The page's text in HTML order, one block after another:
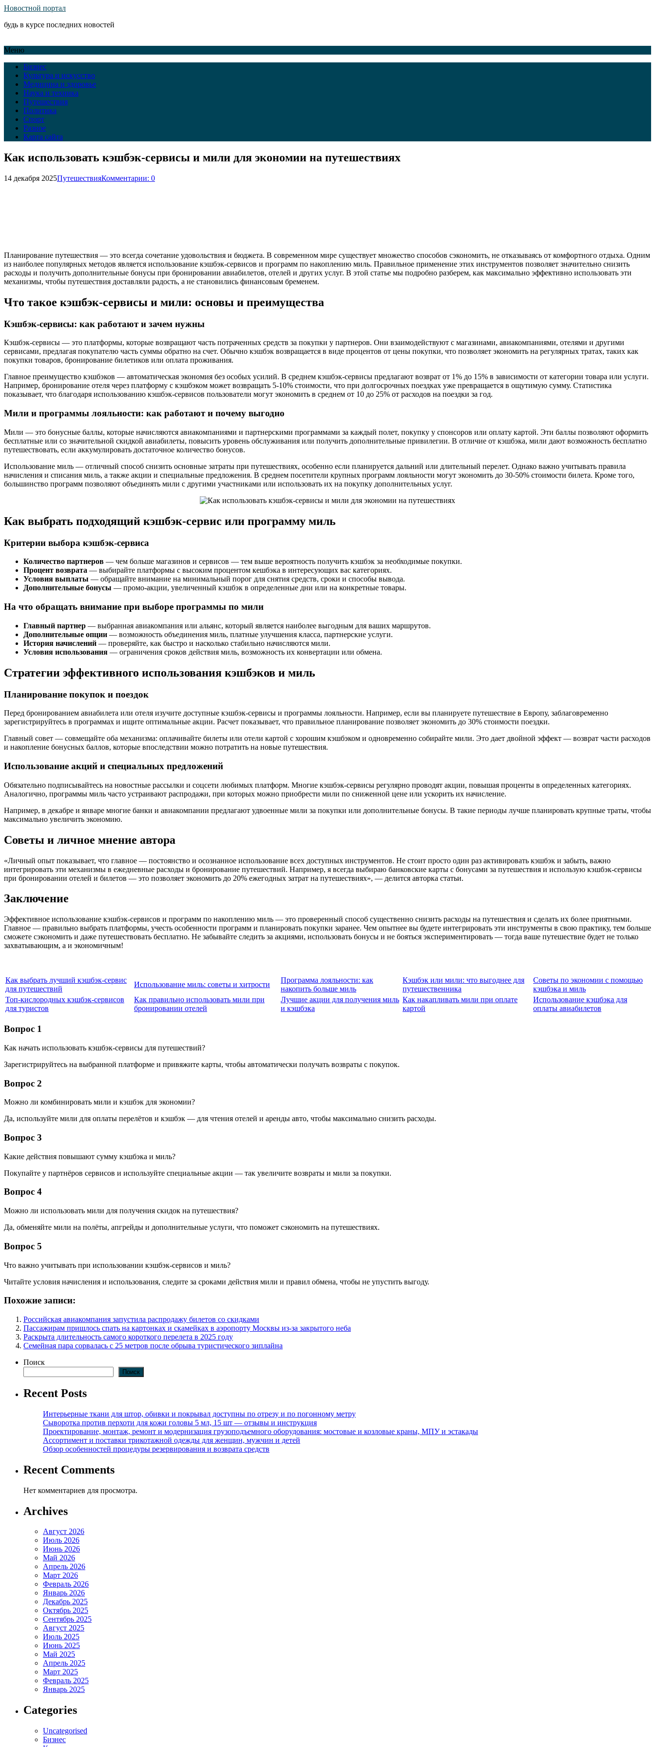
Новостной портал
будь в курсе последних новостей
Меню
Бизнес
Культура и искусство
Медицина и здоровье
Наука и техника
Путешествия
Политика
Спорт
Разное
Карта сайта
Как использовать кэшбэк-сервисы и мили для экономии на путешествиях
14 декабря 2025ПутешествияКомментарии: 0
Планирование путешествия — это всегда сочетание удовольствия и бюджета. В современном мире существует множество способов сэкономить, не отказываясь от комфортного отдыха. Одним
из наиболее популярных методов является использование кэшбэк-сервисов и программ по накоплению миль. Правильное применение этих инструментов позволяет значительно снизить
расходы и получить дополнительные бонусы при бронировании авиабилетов, отелей и других услуг. В этой статье мы подробно разберем, как максимально эффективно использовать эти
механизмы, чтобы путешествия доставляли радость, а не становились финансовым бременем.
Что такое кэшбэк-сервисы и мили: основы и преимущества
Кэшбэк-сервисы: как работают и зачем нужны
Кэшбэк-сервисы — это платформы, которые возвращают часть потраченных средств за покупки у партнеров. Они взаимодействуют с магазинами, авиакомпаниями, отелями и другими
сервисами, предлагая покупателю часть суммы обратно на счет. Обычно кэшбэк возвращается в виде процентов от цены покупки, что позволяет экономить на регулярных тратах, таких как
покупки товаров, бронирование билетиков или оплата проживания.
Главное преимущество кэшбэков — автоматическая экономия без особых усилий. В среднем кэшбэк-сервисы предлагают возврат от 1% до 15% в зависимости от категории товара или услуги.
Например, бронирование отеля через платформу с кэшбэком может возвращать 5-10% стоимости, что при долгосрочных поездках уже превращается в ощутимую сумму. Статистика
показывает, что благодаря использованию кэшбэк-сервисов пользователи могут экономить в среднем от 10 до 25% от расходов на поездки за год.
Мили и программы лояльности: как работают и почему выгодно
Мили — это бонусные баллы, которые начисляются авиакомпаниями и партнерскими программами за каждый полет, покупку у спонсоров или оплату картой. Эти баллы позволяют оформить
бесплатные или со значительной скидкой авиабилеты, повысить уровень обслуживания или получить дополнительные привилегии. В отличие от кэшбэка, мили дают возможность бесплатно
путешествовать, если аккумулировать достаточное количество бонусов.
Использование миль — отличный способ снизить основные затраты при путешествиях, особенно если планируется дальний или длительный перелет. Однако важно учитывать правила
начисления и списания миль, а также акции и специальные предложения. В среднем посетители крупных программ лояльности могут экономить до 30-50% стоимости билета. Кроме того,
большинство программ позволяют объединять мили с другими участниками или использовать их на покупку дополнительных услуг.
Как выбрать подходящий кэшбэк-сервис или программу миль
Критерии выбора кэшбэк-сервиса
Количество партнеров — чем больше магазинов и сервисов — тем выше вероятность получить кэшбэк за необходимые покупки.
Процент возврата — выбирайте платформы с высоким процентом кешбэка в интересующих вас категориях.
Условия выплаты — обращайте внимание на минимальный порог для снятия средств, сроки и способы вывода.
Дополнительные бонусы — промо-акции, увеличенный кэшбэк в определенные дни или на конкретные товары.
На что обращать внимание при выборе программы по мили
Главный партнер — выбранная авиакомпания или альянс, который является наиболее выгодным для ваших маршрутов.
Дополнительные опции — возможность объединения миль, платные улучшения класса, партнерские услуги.
История начислений — проверяйте, как быстро и насколько стабильно начисляются мили.
Условия использования — ограничения сроков действия миль, возможность их конвертации или обмена.
Стратегии эффективного использования кэшбэков и миль
Планирование покупок и поездок
Перед бронированием авиабилета или отеля изучите доступные кэшбэк-сервисы и программы лояльности. Например, если вы планируете путешествие в Европу, заблаговременно
зарегистрируйтесь в программах и ищите оптимальные акции. Расчет показывает, что правильное планирование позволяет экономить до 30% стоимости поездки.
Главный совет — совмещайте оба механизма: оплачивайте билеты или отели картой с хорошим кэшбэком и одновременно собирайте мили. Это дает двойной эффект — возврат части расходов
и накопление бонусных баллов, которые впоследствии можно потратить на новые путешествия.
Использование акций и специальных предложений
Обязательно подписывайтесь на новостные рассылки и соцсети любимых платформ. Многие кэшбэк-сервисы регулярно проводят акции, повышая проценты в определенных категориях.
Аналогично, программы миль часто устраивают распродажи, при которых можно приобрести мили по сниженной цене или ускорить их начисление.
Например, в декабре и январе многие банки и авиакомпании предлагают удвоенные мили за покупки или дополнительные бонусы. В такие периоды лучше планировать крупные траты, чтобы
максимально увеличить экономию.
Советы и личное мнение автора
«Личный опыт показывает, что главное — постоянство и осознанное использование всех доступных инструментов. Не стоит просто один раз активировать кэшбэк и забыть, важно
интегрировать эти механизмы в ежедневные расходы и бронирование путешествий. Например, я всегда выбираю банковские карты с бонусами за путешествия и использую кэшбэк-сервисы
при бронировании отелей и билетов — это позволяет экономить до 20% ежегодных затрат на путешествиях», — делится авторка статьи.
Заключение
Эффективное использование кэшбэк-сервисов и программ по накоплению миль — это проверенный способ существенно снизить расходы на путешествия и сделать их более приятными.
Главное — правильно выбрать платформы, учесть особенности программ и планировать покупки заранее. Чем опытнее вы будете интегрировать эти инструменты в свою практику, тем больше
сможете сэкономить и даже путешествовать бесплатно. Не забывайте следить за акциями, использовать бонусы и не бояться экспериментировать — тогда ваше путешествие будет не только
захватывающим, а и экономичным!
Как выбрать лучший кэшбэк-сервис
для путешествий
Использование миль: советы и хитрости
Программа лояльности: как
накопить больше миль
Кэшбэк или мили: что выгоднее для
путешественника
Советы по экономии с помощью
кэшбэка и миль
Топ-кислородных кэшбэк-сервисов
для туристов
Как правильно использовать мили при
бронировании отелей
Лучшие акции для получения миль
и кэшбэка
Как накапливать мили при оплате
картой
Использование кэшбэка для
оплаты авиабилетов
Вопрос 1
Как начать использовать кэшбэк-сервисы для путешествий?
Зарегистрируйтесь на выбранной платформе и привяжите карты, чтобы автоматически получать возвраты с покупок.
Вопрос 2
Можно ли комбинировать мили и кэшбэк для экономии?
Да, используйте мили для оплаты перелётов и кэшбэк — для чтения отелей и аренды авто, чтобы максимально снизить расходы.
Вопрос 3
Какие действия повышают сумму кэшбэка и миль?
Покупайте у партнёров сервисов и используйте специальные акции — так увеличите возвраты и мили за покупки.
Вопрос 4
Можно ли использовать мили для получения скидок на путешествия?
Да, обменяйте мили на полёты, апгрейды и дополнительные услуги, что поможет сэкономить на путешествиях.
Вопрос 5
Что важно учитывать при использовании кэшбэк-сервисов и миль?
Читайте условия начисления и использования, следите за сроками действия мили и правил обмена, чтобы не упустить выгоду.
Похожие записи:
Российская авиакомпания запустила распродажу билетов со скидками
Пассажирам пришлось спать на картонках и скамейках в аэропорту Москвы из-за закрытого неба
Раскрыта длительность самого короткого перелета в 2025 году
Семейная пара сорвалась с 25 метров после обрыва туристического зиплайна
Поиск
Поиск
Recent Posts
Интерьерные ткани для штор, обивки и покрывал доступны по отрезу и по погонному метру
Сыворотка против перхоти для кожи головы 5 мл, 15 шт — отзывы и инструкция
Проектирование, монтаж, ремонт и модернизация грузоподъемного оборудования: мостовые и козловые краны, МПУ и эстакады
Ассортимент и поставки трикотажной одежды для женщин, мужчин и детей
Обзор особенностей процедуры резервирования и возврата средств
Recent Comments
Нет комментариев для просмотра.
Archives
Август 2026
Июль 2026
Июнь 2026
Май 2026
Апрель 2026
Март 2026
Февраль 2026
Январь 2026
Декабрь 2025
Октябрь 2025
Сентябрь 2025
Август 2025
Июль 2025
Июнь 2025
Май 2025
Апрель 2025
Март 2025
Февраль 2025
Январь 2025
Categories
Uncategorised
Бизнес